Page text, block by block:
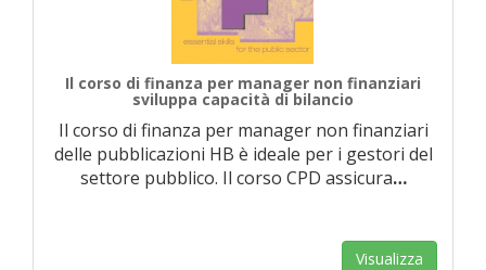
Il corso di finanza per manager non finanziari
sviluppa capacità di bilancio
Il corso di finanza per manager non finanziari
delle pubblicazioni HB è ideale per i gestori del
settore pubblico. Il corso CPD assicura…
Visualizza